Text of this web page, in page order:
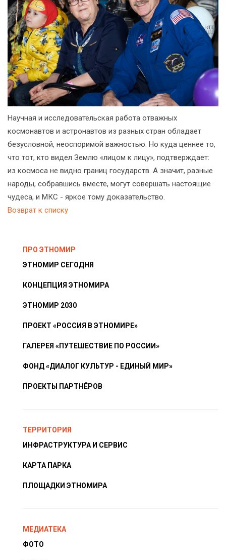
Научная и исследовательская работа отважных
космонавтов и астронавтов из разных стран обладает
безусловной, неоспоримой важностью. Но куда ценнее то,
что тот, кто видел Землю «лицом к лицу», подтверждает:
из космоса не видно границ государств. А значит, разные
народы, собравшись вместе, могут совершать настоящие
чудеса, и МКС - яркое тому доказательство.
Возврат к списку
ПРО ЭТНОМИР
ЭТНОМИР СЕГОДНЯ
КОНЦЕПЦИЯ ЭТНОМИРА
ЭТНОМИР 2030
ПРОЕКТ «РОССИЯ В ЭТНОМИРЕ»
ГАЛЕРЕЯ «ПУТЕШЕСТВИЕ ПО РОССИИ»
ФОНД «ДИАЛОГ КУЛЬТУР - ЕДИНЫЙ МИР»
ПРОЕКТЫ ПАРТНЁРОВ
ТЕРРИТОРИЯ
ИНФРАСТРУКТУРА И СЕРВИС
КАРТА ПАРКА
ПЛОЩАДКИ ЭТНОМИРА
МЕДИАТЕКА
ФОТО